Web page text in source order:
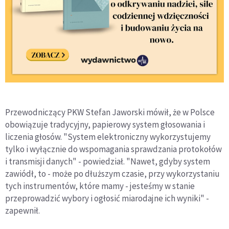
Przewodniczący PKW Stefan Jaworski mówił, że w Polsce
obowiązuje tradycyjny, papierowy system głosowania i
liczenia głosów. "System elektroniczny wykorzystujemy
tylko i wyłącznie do wspomagania sprawdzania protokołów
i transmisji danych" - powiedział. "Nawet, gdyby system
zawiódł, to - może po dłuższym czasie, przy wykorzystaniu
tych instrumentów, które mamy - jesteśmy w stanie
przeprowadzić wybory i ogłosić miarodajne ich wyniki" -
zapewnił.